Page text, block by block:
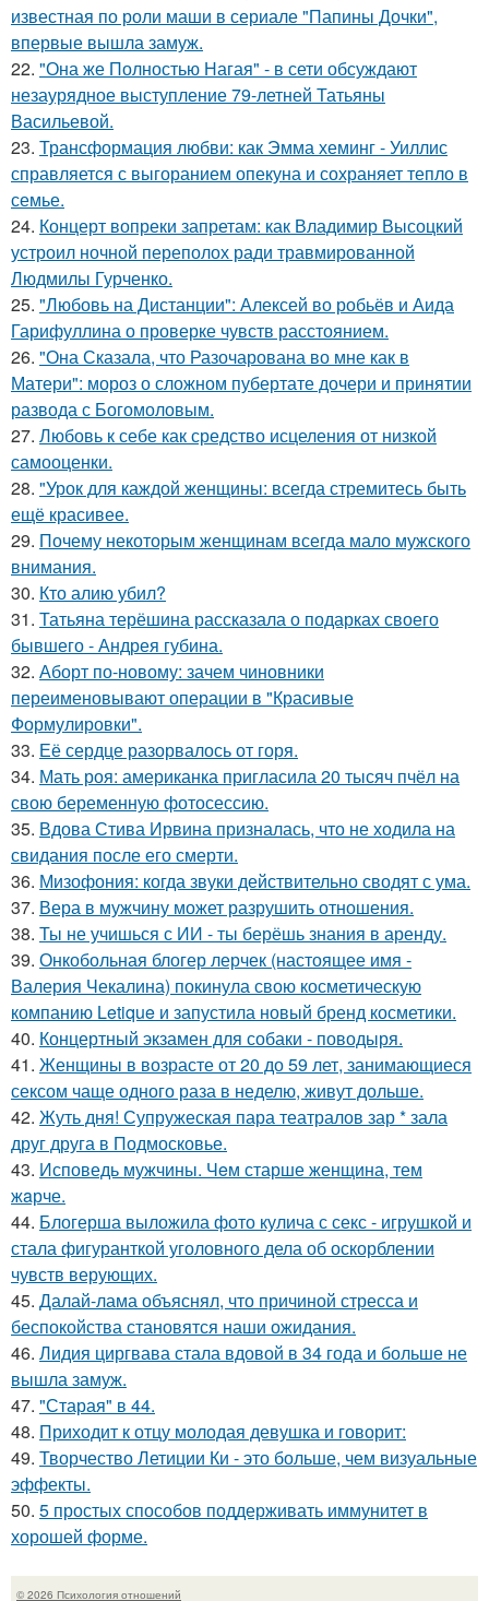
известная по роли маши в сериале "Папины Дочки",
впервые вышла замуж.
22. "Она же Полностью Нагая" - в сети обсуждают
незаурядное выступление 79-летней Татьяны
Васильевой.
23. Трансформация любви: как Эмма хеминг - Уиллис
справляется с выгоранием опекуна и сохраняет тепло в
семье.
24. Концерт вопреки запретам: как Владимир Высоцкий
устроил ночной переполох ради травмированной
Людмилы Гурченко.
25. "Любовь на Дистанции": Алексей во робьёв и Аида
Гарифуллина о проверке чувств расстоянием.
26. "Она Сказала, что Разочарована во мне как в
Матери": мороз о сложном пубертате дочери и принятии
развода с Богомоловым.
27. Любовь к себе как средство исцеления от низкой
самооценки.
28. "Урок для каждой женщины: всегда стремитесь быть
ещё красивее.
29. Почему некоторым женщинам всегда мало мужского
внимания.
30. Кто алию убил?
31. Татьяна терёшина рассказала о подарках своего
бывшего - Андрея губина.
32. Аборт по-новому: зачем чиновники
переименовывают операции в "Красивые
Формулировки".
33. Её сердце разорвалось от горя.
34. Мать роя: американка пригласила 20 тысяч пчёл на
свою беременную фотосессию.
35. Вдова Стива Ирвина призналась, что не ходила на
свидания после его смерти.
36. Мизофония: когда звуки действительно сводят с ума.
37. Вера в мужчину может разрушить отношения.
38. Ты не учишься с ИИ - ты берёшь знания в аренду.
39. Онкобольная блогер лерчек (настоящее имя -
Валерия Чекалина) покинула свою косметическую
компанию Letique и запустила новый бренд косметики.
40. Концертный экзамен для собаки - поводыря.
41. Женщины в возрасте от 20 до 59 лет, занимающиеся
сексом чаще одного раза в неделю, живут дольше.
42. Жуть дня! Супружеская пара театралов зар * зала
друг друга в Подмосковье.
43. Исповедь мужчины. Чeм старше женщина, тем
жaрче.
44. Блогерша выложила фото кулича с секс - игрушкой и
стала фигуранткой уголовного дела об оскорблении
чувств верующих.
45. Далай-лама объяснял, что причиной стресса и
беспокойства становятся наши ожидания.
46. Лидия циргвава стала вдовой в 34 года и больше не
вышла замуж.
47. "Старая" в 44.
48. Приходит к отцу молодая девушка и говорит:
49. Творчество Летиции Ки - это больше, чем визуальные
эффекты.
50. 5 простых способов поддерживать иммунитет в
хорошей форме.
© 2026 Психология отношений